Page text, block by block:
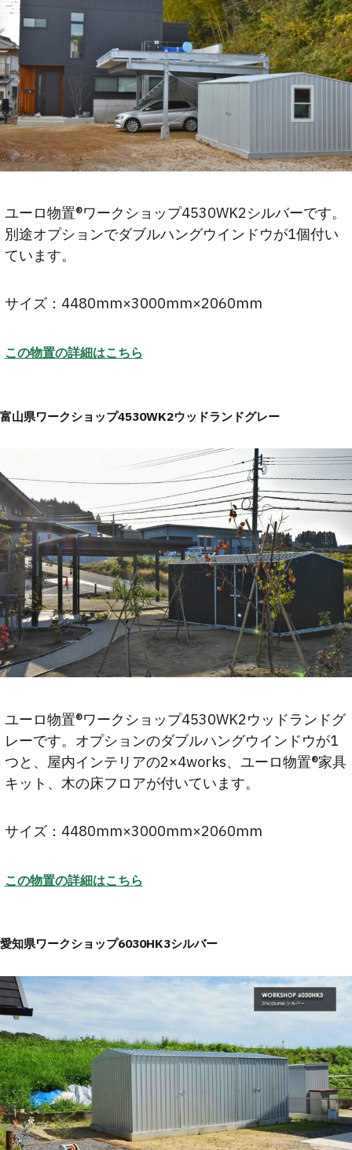
ユーロ物置®ワークショップ4530WK2シルバーです。
別途オプションでダブルハングウインドウが1個付い
ています。
サイズ：4480mm×3000mm×2060mm
この物置の詳細はこちら
富山県ワークショップ4530WK2ウッドランドグレー
ユーロ物置®ワークショップ4530WK2ウッドランドグ
レーです。オプションのダブルハングウインドウが1
つと、屋内インテリアの2×4works、ユーロ物置®家具
キット、木の床フロアが付いています。
サイズ：4480mm×3000mm×2060mm
この物置の詳細はこちら
愛知県ワークショップ6030HK3シルバー